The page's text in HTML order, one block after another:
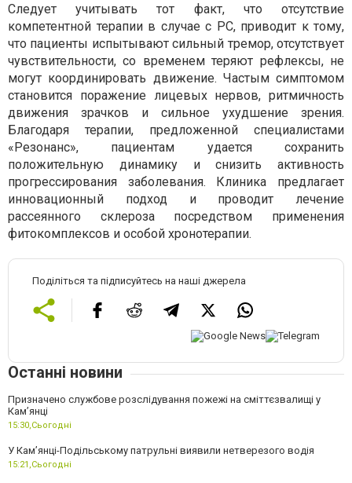
Следует учитывать тот факт, что отсутствие
компетентной терапии в случае с РС, приводит к тому,
что пациенты испытывают сильный тремор, отсутствует
чувствительности, со временем теряют рефлексы, не
могут координировать движение. Частым симптомом
становится поражение лицевых нервов, ритмичность
движения зрачков и сильное ухудшение зрения.
Благодаря терапии, предложенной специалистами
«Резонанс», пациентам удается сохранить
положительную динамику и снизить активность
прогрессирования заболевания. Клиника предлагает
инновационный подход и проводит лечение
рассеянного склероза посредством применения
фитокомплексов и особой хронотерапии.
Поділіться та підписуйтесь на наші джерела
Останні новини
Призначено службове розслідування пожежі на сміттєзвалищі у
Кам’янці
15:30,Сьогодні
У Кам’янці-Подільському патрульні виявили нетверезого водія
15:21,Сьогодні